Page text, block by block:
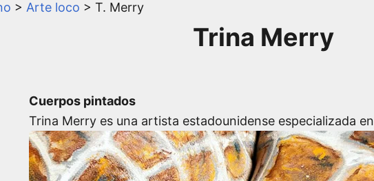
> Arte loco > T. Merry
Trina Merry
Cuerpos pintados
Trina Merry es una artista estadounidense especializada en